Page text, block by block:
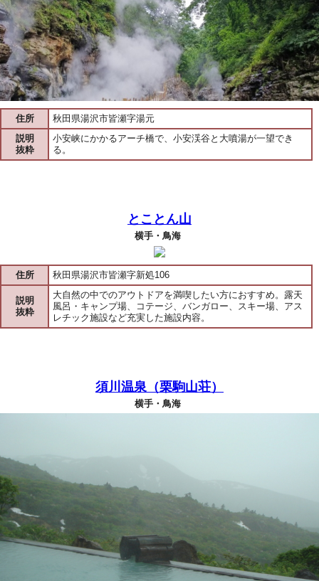
住所
秋田県湯沢市皆瀬字湯元
説明
抜粋
小安峡にかかるアーチ橋で、小安渓谷と大噴湯が一望でき
る。
とことん山
横手・鳥海
住所 秋田県湯沢市皆瀬字新処106
説明
抜粋
大自然の中でのアウトドアを満喫したい方におすすめ。露天
風呂・キャンプ場、コテージ、バンガロー、スキー場、アス
レチック施設など充実した施設内容。
須川温泉（栗駒山荘）
横手・鳥海